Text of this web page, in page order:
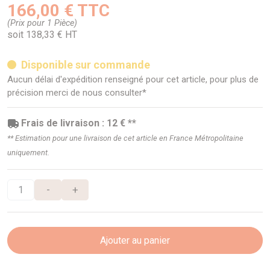
166,00 € TTC
(Prix pour 1 Pièce)
soit 138,33 € HT
Disponible sur commande
Aucun délai d'expédition renseigné pour cet article, pour plus de
précision merci de nous consulter*
Frais de livraison : 12 € **
** Estimation pour une livraison de cet article en France Métropolitaine
uniquement.
- +
Ajouter au panier